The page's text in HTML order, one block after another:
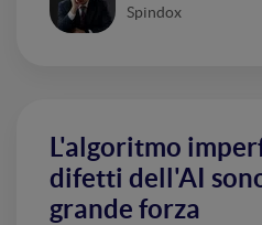
Spindox
L'algoritmo
difetti dell'AI
grande forza